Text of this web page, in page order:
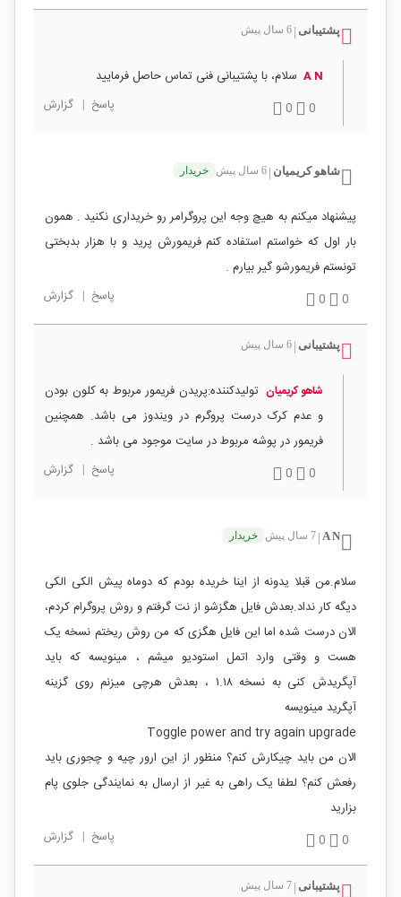
پشتیبانی | 6 سال پیش
A N سلام، با پشتیبانی فنی تماس حاصل فرمایید
0
0 پاسخ | گزارش
شاهو کریمیان | 6 سال پیش خریدار
پیشنهاد میکنم به هیچ وجه این پروگرامر رو خریداری نکنید . همون
بار اول که خواستم استفاده کنم فریمورش پرید و با هزار بدبختی
تونستم فریمورشو گیر بیارم .
0
0 پاسخ | گزارش
پشتیبانی | 6 سال پیش
شاهو کریمیان تولیدکننده:پریدن فریمور مربوط به کلون بودن
و عدم کرک درست پروگرم در ویندوز می باشد. همچنین
فریمور در پوشه مربوط در سایت موجود می باشد .
0
0 پاسخ | گزارش
A N
| 7 سال پیش خریدار
سلام.من قبلا یدونه از اینا خریده بودم که دوماه پیش الکی الکی
دیگه کار نداد.بعدش فایل هگزشو از نت گرفتم و روش پروگرام کردم،
الان درست شده اما این فایل هگزی که من روش ریختم نسخه یک
هست و وقتی وارد اتمل استودیو میشم ، مینویسه که باید
آپگریدش کنی به نسخه ۱.۱۸ ، بعدش هرچی میزنم روی گزینه
آپگرید مینویسه
Toggle power and try again upgrade
الان من باید چیکارش کنم؟ منظور از این ارور چیه و چجوری باید
رفعش کنم؟ لطفا یک راهی به غیر از ارسال به نمایندگی جلوی پام
بزارید
0
0 پاسخ | گزارش
پشتیبانی | 7 سال پیش